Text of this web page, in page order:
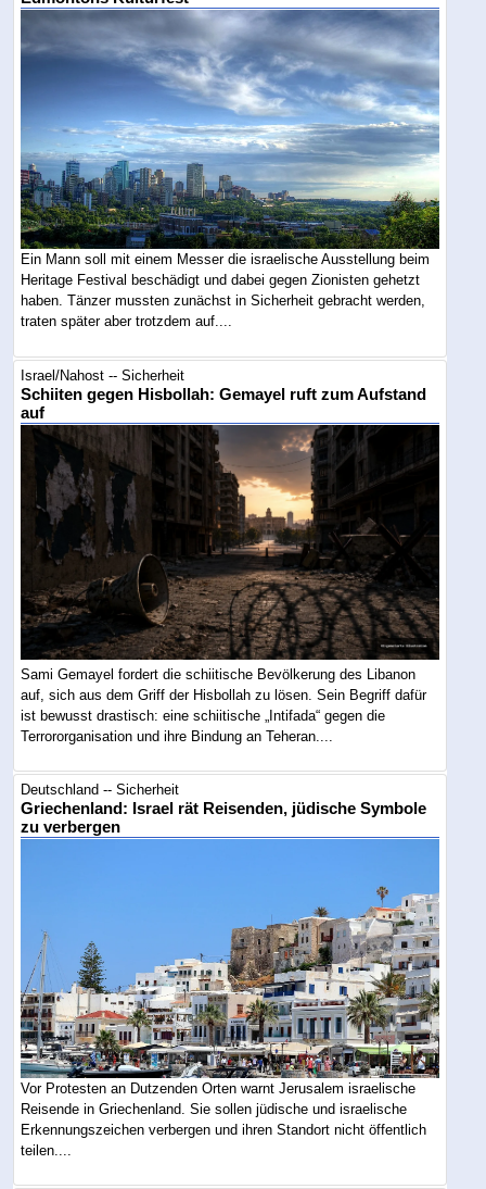
Ein Mann soll mit einem Messer die israelische Ausstellung beim
Heritage Festival beschädigt und dabei gegen Zionisten gehetzt
haben. Tänzer mussten zunächst in Sicherheit gebracht werden,
traten später aber trotzdem auf....
Israel/Nahost -- Sicherheit
Schiiten gegen Hisbollah: Gemayel ruft zum Aufstand
auf
Sami Gemayel fordert die schiitische Bevölkerung des Libanon
auf, sich aus dem Griff der Hisbollah zu lösen. Sein Begriff dafür
ist bewusst drastisch: eine schiitische „Intifada“ gegen die
Terrororganisation und ihre Bindung an Teheran....
Deutschland -- Sicherheit
Griechenland: Israel rät Reisenden, jüdische Symbole
zu verbergen
Vor Protesten an Dutzenden Orten warnt Jerusalem israelische
Reisende in Griechenland. Sie sollen jüdische und israelische
Erkennungszeichen verbergen und ihren Standort nicht öffentlich
teilen....